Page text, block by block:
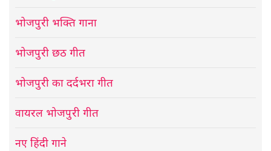
भोजपुरी भक्ति गाना
भोजपुरी छठ गीत
भोजपुरी का दर्दभरा गीत
वायरल भोजपुरी गीत
नए हिंदी गाने